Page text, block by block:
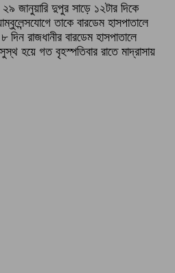
জানুয়ারি দুপুর সাড়ে ১২টার দিকে
তাকে বারডেম হাসপাতালে
দিন রাজধানীর বারডেম হাসপাতালে
সুস্থ হয়ে গত বৃহস্পতিবার রাতে মাদ্রাসায়